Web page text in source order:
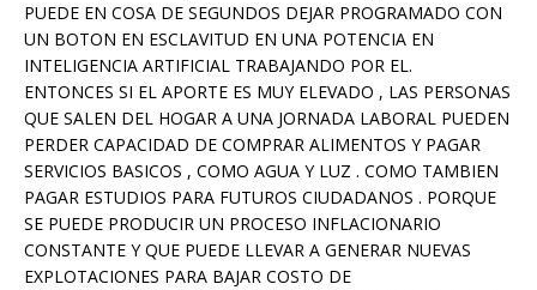
PUEDE EN COSA DE SEGUNDOS DEJAR PROGRAMADO CON
UN BOTON EN ESCLAVITUD EN UNA POTENCIA EN
INTELIGENCIA ARTIFICIAL TRABAJANDO POR EL.
ENTONCES SI EL APORTE ES MUY ELEVADO , LAS PERSONAS
QUE SALEN DEL HOGAR A UNA JORNADA LABORAL PUEDEN
PERDER CAPACIDAD DE COMPRAR ALIMENTOS Y PAGAR
SERVICIOS BASICOS , COMO AGUA Y LUZ . COMO TAMBIEN
PAGAR ESTUDIOS PARA FUTUROS CIUDADANOS . PORQUE
SE PUEDE PRODUCIR UN PROCESO INFLACIONARIO
CONSTANTE Y QUE PUEDE LLEVAR A GENERAR NUEVAS
EXPLOTACIONES PARA BAJAR COSTO DE